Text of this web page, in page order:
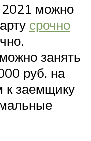
можно
срочно
занять
руб. на
к заемщику